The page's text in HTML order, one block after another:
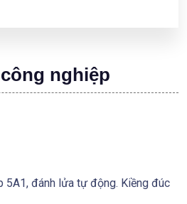
nghiệp
5A1, đánh lửa tự động. Kiềng đúc